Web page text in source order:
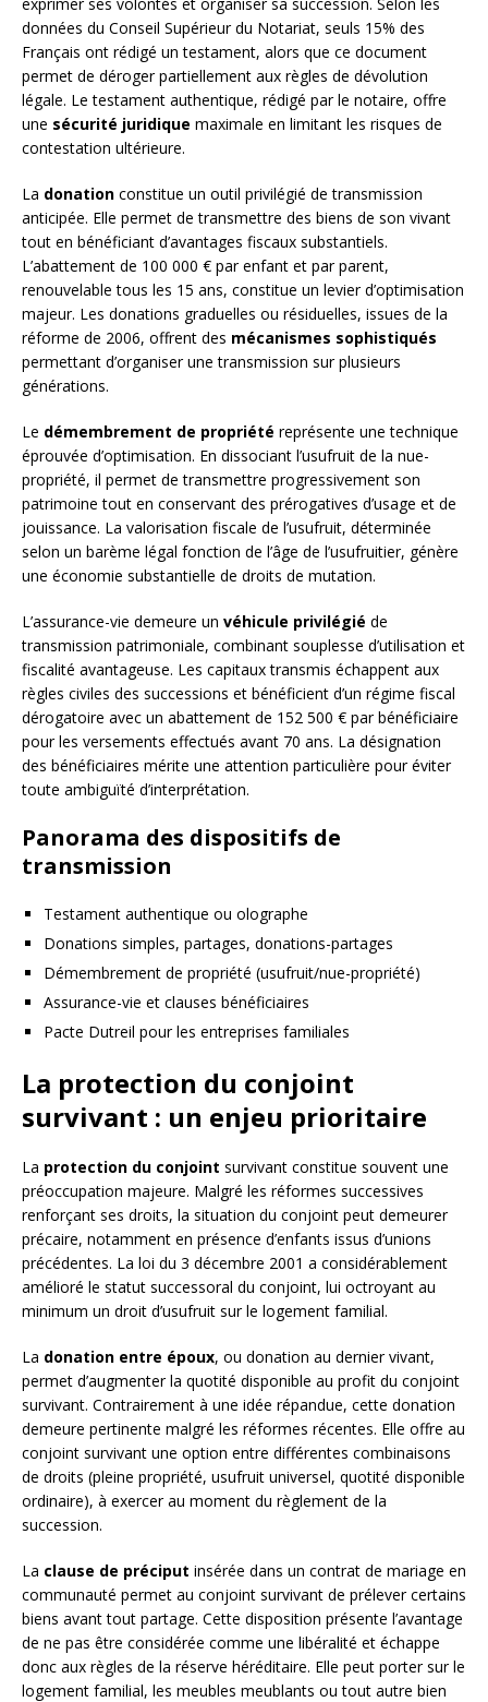
données du Conseil Supérieur du Notariat, seuls 15% des
Français ont rédigé un testament, alors que ce document
permet de déroger partiellement aux règles de dévolution
légale. Le testament authentique, rédigé par le notaire, offre
une sécurité juridique maximale en limitant les risques de
contestation ultérieure.
La donation constitue un outil privilégié de transmission
anticipée. Elle permet de transmettre des biens de son vivant
tout en bénéficiant d’avantages fiscaux substantiels.
L’abattement de 100 000 € par enfant et par parent,
renouvelable tous les 15 ans, constitue un levier d’optimisation
majeur. Les donations graduelles ou résiduelles, issues de la
réforme de 2006, offrent des mécanismes sophistiqués
permettant d’organiser une transmission sur plusieurs
générations.
Le démembrement de propriété représente une technique
éprouvée d’optimisation. En dissociant l’usufruit de la nue-
propriété, il permet de transmettre progressivement son
patrimoine tout en conservant des prérogatives d’usage et de
jouissance. La valorisation fiscale de l’usufruit, déterminée
selon un barème légal fonction de l’âge de l’usufruitier, génère
une économie substantielle de droits de mutation.
L’assurance-vie demeure un véhicule privilégié de
transmission patrimoniale, combinant souplesse d’utilisation et
fiscalité avantageuse. Les capitaux transmis échappent aux
règles civiles des successions et bénéficient d’un régime fiscal
dérogatoire avec un abattement de 152 500 € par bénéficiaire
pour les versements effectués avant 70 ans. La désignation
des bénéficiaires mérite une attention particulière pour éviter
toute ambiguïté d’interprétation.
Panorama des dispositifs de
transmission
Testament authentique ou olographe
Donations simples, partages, donations-partages
Démembrement de propriété (usufruit/nue-propriété)
Assurance-vie et clauses bénéficiaires
Pacte Dutreil pour les entreprises familiales
La protection du conjoint
survivant : un enjeu prioritaire
La protection du conjoint survivant constitue souvent une
préoccupation majeure. Malgré les réformes successives
renforçant ses droits, la situation du conjoint peut demeurer
précaire, notamment en présence d’enfants issus d’unions
précédentes. La loi du 3 décembre 2001 a considérablement
amélioré le statut successoral du conjoint, lui octroyant au
minimum un droit d’usufruit sur le logement familial.
La donation entre époux, ou donation au dernier vivant,
permet d’augmenter la quotité disponible au profit du conjoint
survivant. Contrairement à une idée répandue, cette donation
demeure pertinente malgré les réformes récentes. Elle offre au
conjoint survivant une option entre différentes combinaisons
de droits (pleine propriété, usufruit universel, quotité disponible
ordinaire), à exercer au moment du règlement de la
succession.
La clause de préciput insérée dans un contrat de mariage en
communauté permet au conjoint survivant de prélever certains
biens avant tout partage. Cette disposition présente l’avantage
de ne pas être considérée comme une libéralité et échappe
donc aux règles de la réserve héréditaire. Elle peut porter sur le
logement familial, les meubles meublants ou tout autre bien